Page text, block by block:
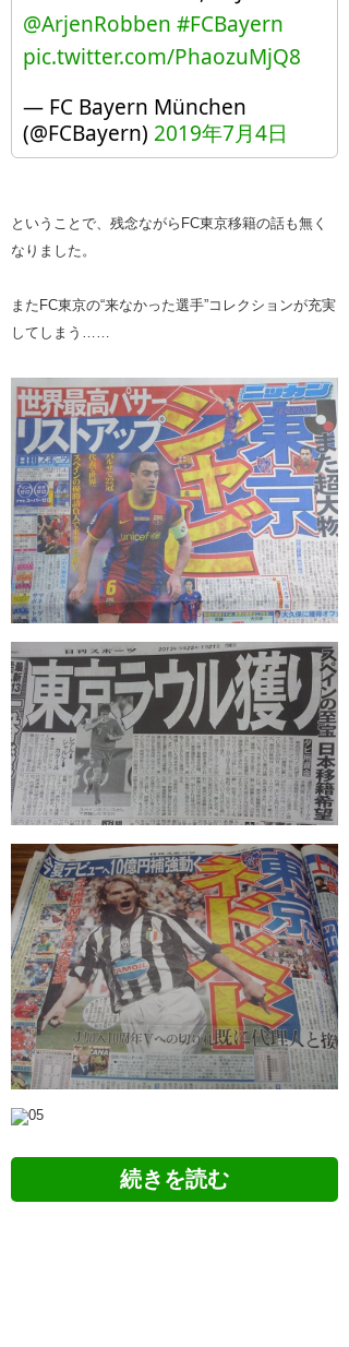
@ArjenRobben #FCBayern
pic.twitter.com/PhaozuMjQ8
— FC Bayern München
(@FCBayern) 2019年7月4日
ということで、残念ながらFC東京移籍の話も無く
なりました。
またFC東京の“来なかった選手”コレクションが充実
してしまう……